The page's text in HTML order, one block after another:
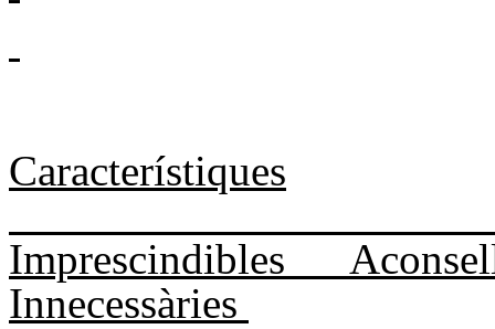
Característiques
Imprescindibles
Innecessàries